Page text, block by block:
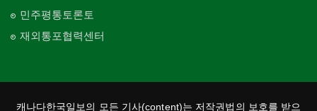
Church-Independent
교회-기타
교회-구세군
민주평통토론토
재외통포협력센터
캐나다한국일보의 모든 기사(content)는 저작권법의 보호를 받으